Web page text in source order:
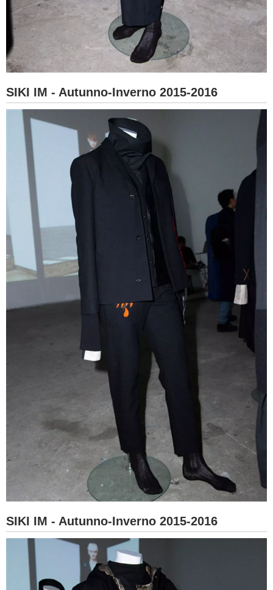
SIKI IM - Autunno-Inverno 2015-2016
SIKI IM - Autunno-Inverno 2015-2016